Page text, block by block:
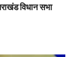
नाम को उत्तर प्रदेश के
काशी में होगा
विधान सभा